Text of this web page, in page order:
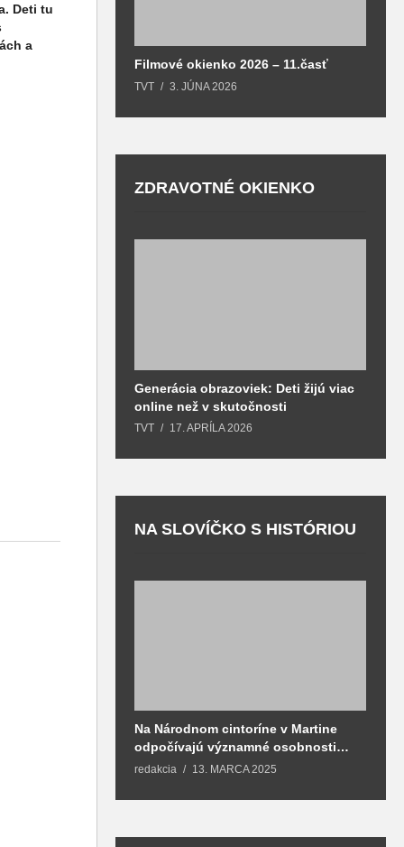
Deti tu
a
Filmové okienko 2026 – 11.časť
TVT 3. JÚNA 2026
ZDRAVOTNÉ OKIENKO
Generácia obrazoviek: Deti žijú viac
online než v skutočnosti
TVT 17. APRÍLA 2026
NA SLOVÍČKO S HISTÓRIOU
Na Národnom cintoríne v Martine
odpočívajú významné osobnosti
spojené aj s mestom Martin
redakcia 13. MARCA 2025